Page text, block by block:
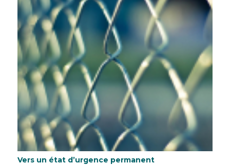
Vers un état d’urgence permanent